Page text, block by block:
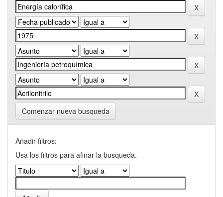
Comenzar nueva busqueda
Añadir filtros:
Usa los filtros para afinar la busqueda.